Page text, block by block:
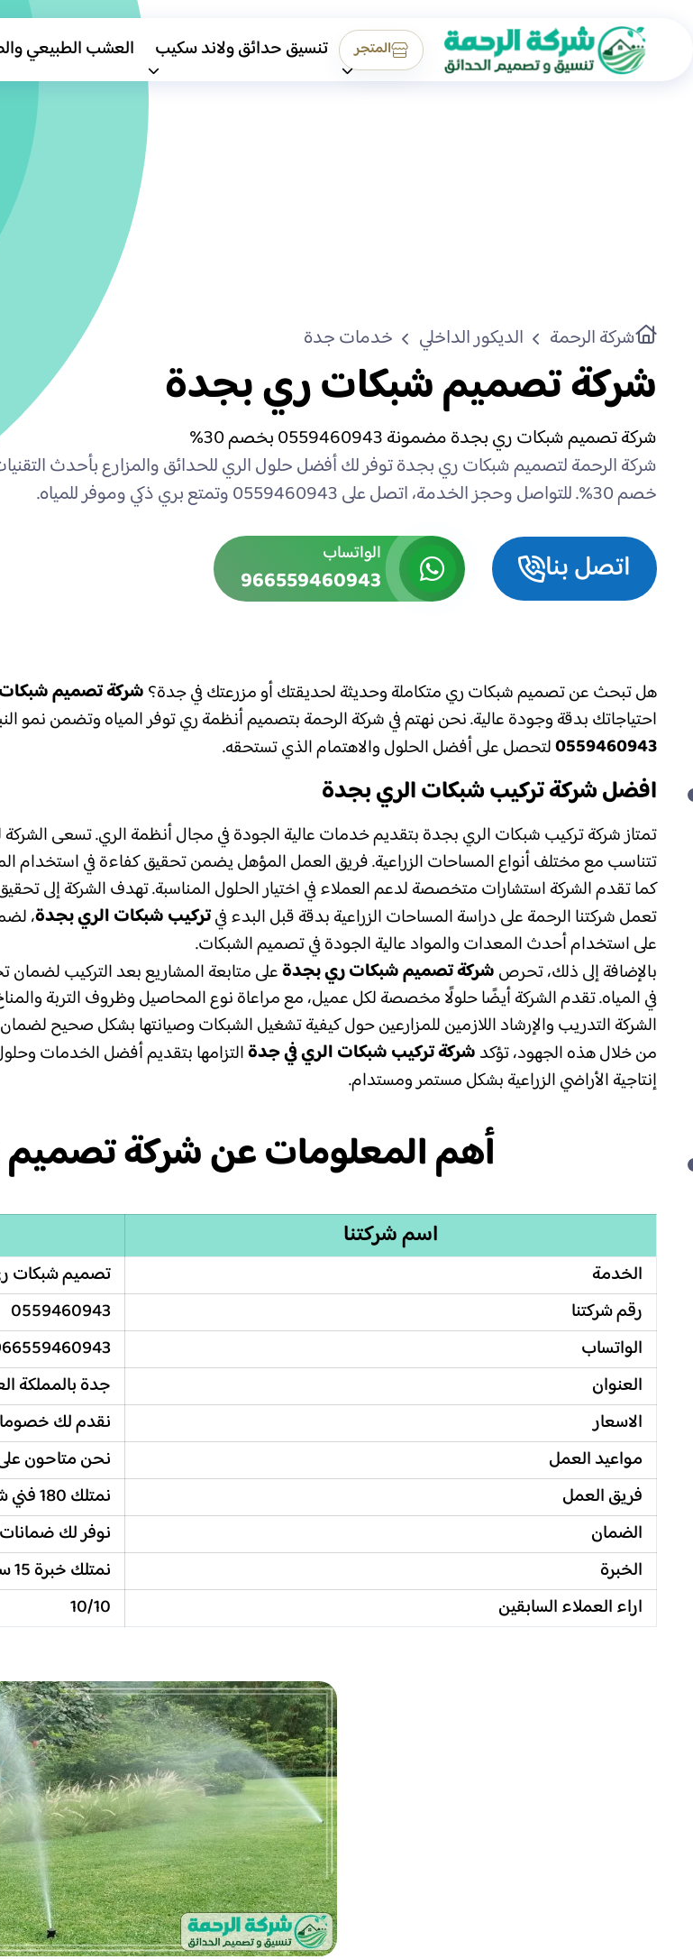
المتجر تنسيق حدائق ولاند سكيب العشب الطبيعي
شركة الرحمة الديكور الداخلي خدمات جدة
شركة تصميم شبكات ري بجدة
شركة تصميم شبكات ري بجدة مضمونة 0559460943 بخصم 30%
شركة الرحمة لتصميم شبكات ري بجدة توفر لك أفضل حلول الري للحدائق والمزارع بأحدث
خصم 30%. للتواصل وحجز الخدمة، اتصل على 0559460943 وتمتع بري ذكي وموفر للمياه.
اتصل بنا الواتساب
966559460943
هل تبحث عن تصميم شبكات ري متكاملة وحديثة لحديقتك أو مزرعتك في جدة؟شركة تصميم
احتياجاتك بدقة وجودة عالية. نحن نهتم في شركة الرحمة بتصميم أنظمة ري توفر المياه وتضمن نمو
0559460943لتحصل على أفضل الحلول والاهتمام الذي تستحقه.
افضل شركة تركيب شبكات الري بجدة
تمتاز شركة تركيب شبكات الري بجدة بتقديم خدمات عالية الجودة في مجال أنظمة الري. تسعى
تتناسب مع مختلف أنواع المساحات الزراعية. فريق العمل المؤهل يضمن تحقيق كفاءة في استخدام
كما تقدم الشركة استشارات متخصصة لدعم العملاء في اختيار الحلول المناسبة. تهدف الشركة إلى
تعمل شركتنا الرحمة على دراسة المساحات الزراعية بدقة قبل البدء فيتركيب شبكات الري بجدة،
على استخدام أحدث المعدات والمواد عالية الجودة في تصميم الشبكات.
بالإضافة إلى ذلك، تحرصشركة تصميم شبكات ري بجدةعلى متابعة المشاريع بعد التركيب لضمان
في المياه. تقدم الشركة أيضًا حلولًا مخصصة لكل عميل، مع مراعاة نوع المحاصيل وظروف التربة
الشركة التدريب والإرشاد اللازمين للمزارعين حول كيفية تشغيل الشبكات وصيانتها بشكل صحيح
من خلال هذه الجهود، تؤكدشركة تركيب شبكات الري في جدةالتزامها بتقديم أفضل الخدمات
إنتاجية الأراضي الزراعية بشكل مستمر ومستدام.
أهم المعلومات عن شركة
اسم شركتنا
الخدمة
تصميم شبكات
رقم شركتنا
0559460943
الواتساب
العنوان
جدة بالمملكة
الاسعار
نقدم لك خصومات 30% على تركيب شبكات
مواعيد العمل
نحن متاحون
فريق العمل
نمتلك 180 فني شركة تصميم شبكات ري بجدة
الضمان
نوفر لك
الخبرة
نمتلك خبرة 15 سنة في هذا المجال
اراء العملاء السابقين
10/10